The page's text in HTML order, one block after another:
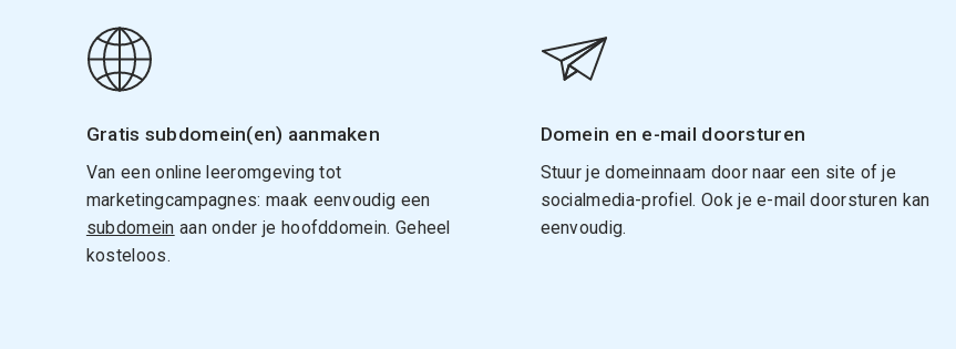
Gratis subdomein(en) aanmaken
Van een online leeromgeving tot
marketingcampagnes: maak eenvoudig een
subdomein aan onder je hoofddomein. Geheel
kosteloos.
Domein en e-mail doorsturen
Stuur je domeinnaam door naar een site of je
socialmedia-profiel. Ook je e-mail doorsturen kan
eenvoudig.